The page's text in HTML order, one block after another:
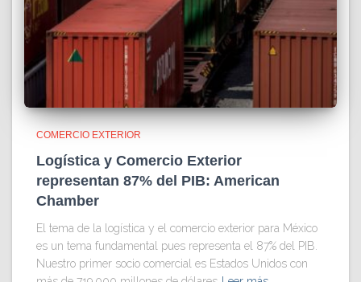
COMERCIO EXTERIOR
Logística y Comercio Exterior
representan 87% del PIB: American
Chamber
El tema de la logística y el comercio exterior para México
es un tema fundamental pues representa el 87% del PIB.
Nuestro primer socio comercial es Estados Unidos con